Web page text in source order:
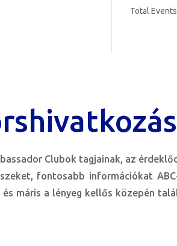
Total
Clubok tagjainak, az
fontosabb információkat
máris a lényeg kellős közepén